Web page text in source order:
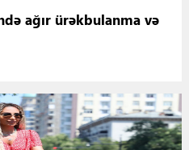
ağır ürəkbulanma və